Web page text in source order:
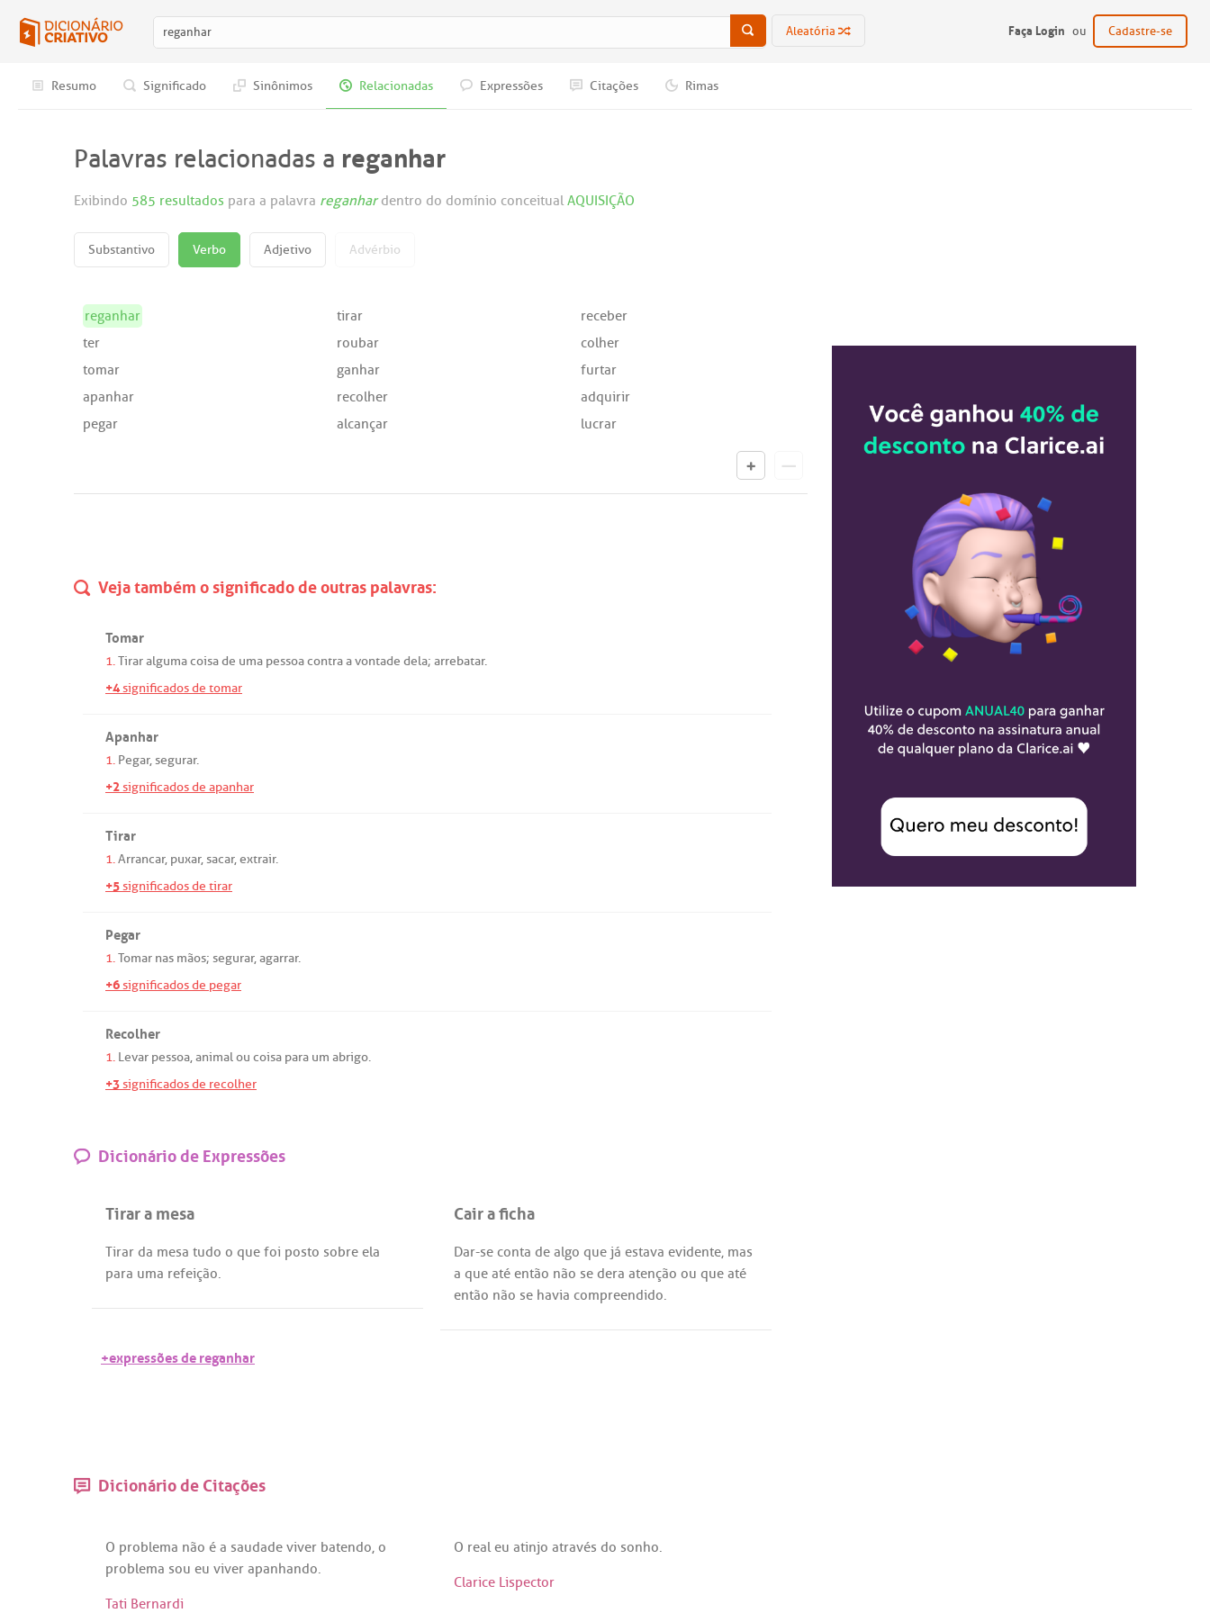
Aleatória Faça Login ou Cadastre-se
Resumo Significado Sinônimos Relacionadas Expressões Citações Rimas
Palavras relacionadas a reganhar
Exibindo 585 resultados para a palavra reganhardentro do domínio conceitual AQUISIÇÃO
Substantivo Verbo Adjetivo Advérbio
reganhar
ter
tomar
apanhar
pegar
tirar
roubar
ganhar
recolher
alcançar
receber
colher
furtar
adquirir
lucrar
Veja também o significado de outras palavras:
Tomar
1.Tiraralgumacoisade uma pessoacontraavontade dela; arrebatar.
+4significados de tomar
Apanhar
1. Pegar,segurar.
+2significados de apanhar
Tirar
1.Arrancar, puxar,sacar,extrair.
+5significados de tirar
Pegar
1.Tomar nas mãos; segurar,agarrar.
+6significados de pegar
Recolher
1. Levar pessoa,animalou coisa para um abrigo.
+3significados de recolher
Dicionário de Expressões
Tirar a mesa
Tirar da mesa tudo o que foi posto sobre ela
para uma refeição.
Cair a ficha
Dar-se conta de algo que já estava evidente, mas
a que até então não se dera atenção ou que até
então não se havia compreendido.
+expressões de reganhar
Dicionário de Citações
O problema não é a saudade viver batendo, o
problema sou eu viver apanhando.
Tati Bernardi
O real eu atinjo através do sonho.
Clarice Lispector